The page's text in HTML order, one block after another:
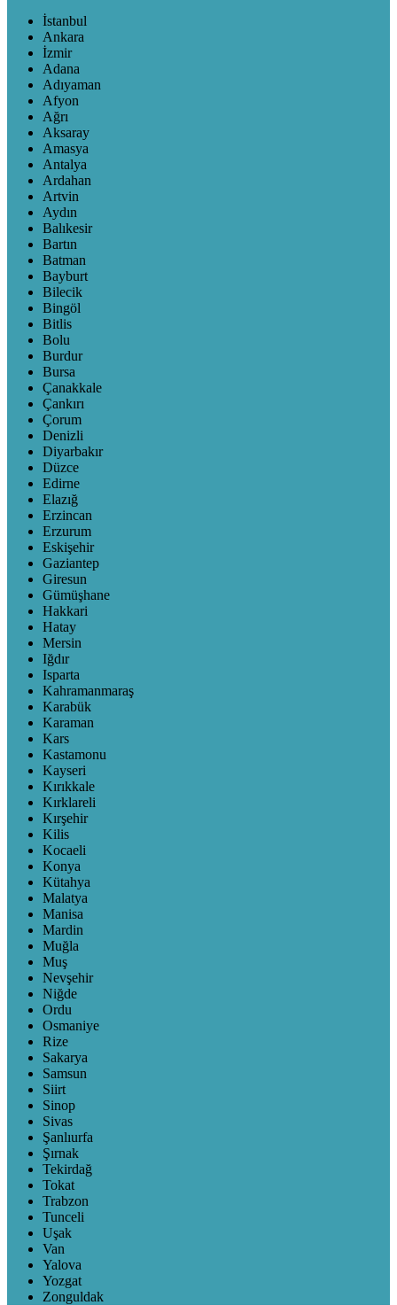
İstanbul
Ankara
İzmir
Adana
Adıyaman
Afyon
Ağrı
Aksaray
Amasya
Antalya
Ardahan
Artvin
Aydın
Balıkesir
Bartın
Batman
Bayburt
Bilecik
Bingöl
Bitlis
Bolu
Burdur
Bursa
Çanakkale
Çankırı
Çorum
Denizli
Diyarbakır
Düzce
Edirne
Elazığ
Erzincan
Erzurum
Eskişehir
Gaziantep
Giresun
Gümüşhane
Hakkari
Hatay
Mersin
Iğdır
Isparta
Kahramanmaraş
Karabük
Karaman
Kars
Kastamonu
Kayseri
Kırıkkale
Kırklareli
Kırşehir
Kilis
Kocaeli
Konya
Kütahya
Malatya
Manisa
Mardin
Muğla
Muş
Nevşehir
Niğde
Ordu
Osmaniye
Rize
Sakarya
Samsun
Siirt
Sinop
Sivas
Şanlıurfa
Şırnak
Tekirdağ
Tokat
Trabzon
Tunceli
Uşak
Van
Yalova
Yozgat
Zonguldak